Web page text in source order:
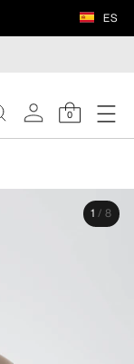
ES
0
1 / 8